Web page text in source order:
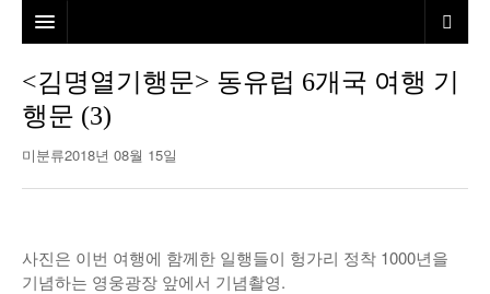
본사소개
뉴스
김명열칼럼
본보특집
<김명열기행문> 동유럽 6개국 여행 기
행문 (3)
미분류2018년 08월 15일
사진은 이번 여행에 함께한 일행들이 헝가리 정착 1000년을
기념하는 영웅광장 앞에서 기념촬영.